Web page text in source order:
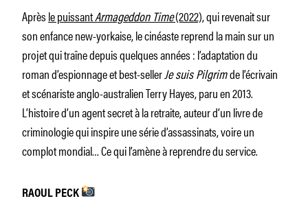
Aprèsle puissantArmageddon Time(2022), qui revenait sur
son enfance new-yorkaise, le cinéaste reprend la main sur un
projet qui traîne depuis quelques années : l’adaptation du
roman d’espionnage et best-sellerJe suis Pilgrimde l’écrivain
et scénariste anglo-australien Terry Hayes, paru en 2013.
L’histoire d’un agent secret à la retraite, auteur d’un livre de
criminologie qui inspire une série d’assassinats, voire un
complot mondial… Ce qui l’amène à reprendre du service.
RAOUL PECK